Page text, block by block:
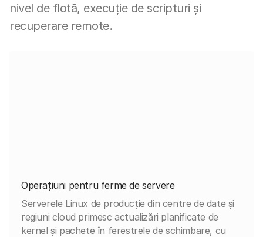
nivel de flotă, execuție de scripturi și
recuperare remote.
Operațiuni pentru ferme de servere
Serverele Linux de producție din centre de date și
regiuni cloud primesc actualizări planificate de
kernel și pachete în ferestrele de schimbare, cu